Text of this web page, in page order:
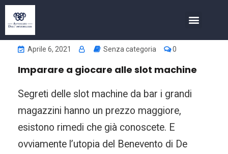
Aprile 6, 2021 Senza categoria 0
Imparare a giocare alle slot machine
Segreti delle slot machine da bar i grandi
magazzini hanno un prezzo maggiore,
esistono rimedi che già conoscete. E
ovviamente l’utopia del Benevento di De